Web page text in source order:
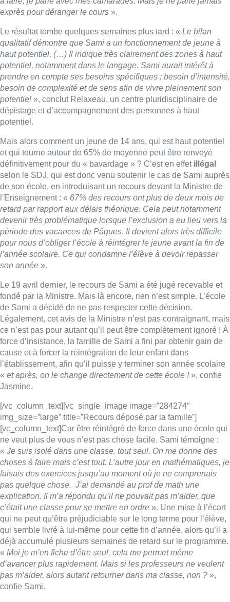
exprès pour déranger le cours ».
Le résultat tombe quelques semaines plus tard : « Le bilan
qualitatif démontre que Sami a un fonctionnement de jeune à
haut potentiel. (…) Il indique très clairement des zones à haut
potentiel, notamment dans le langage. Sami aurait intérêt à
prendre en compte ses besoins spécifiques : besoin d’intensité,
besoin de complexité et de sens afin de vivre pleinement son
potentiel », conclut Relaxeau, un centre pluridisciplinaire de
dépistage et d’accompagnement des personnes à haut
potentiel.
Mais alors comment un jeune de 14 ans, qui est haut potentiel
et qui tourne autour de 65% de moyenne peut être renvoyé
définitivement pour du « bavardage » ? C’est en effet illégal
selon le SDJ, qui est donc venu soutenir le cas de Sami auprès
de son école, en introduisant un recours devant la Ministre de
l’Enseignement : « 67% des recours ont plus de deux mois de
retard par rapport aux délais théorique. Cela peut notamment
devenir très problématique lorsque l’exclusion a eu lieu vers la
période des vacances de Pâques. Il devient alors très difficile
pour nous d’obliger l’école à réintégrer le jeune avant la fin de
l’année scolaire. Ce qui condamne l’élève à devoir repasser
son année ».
Le 19 avril dernier, le recours de Sami a été jugé recevable et
fondé par la Ministre. Mais là encore, rien n’est simple. L’école
de Sami a décidé de ne pas respecter cette décision.
Légalement, cet avis de la Ministre n’est pas contraignant, mais
ce n’est pas pour autant qu’il peut être complètement ignoré ! À
force d’insistance, la famille de Sami a fini par obtenir gain de
cause et à forcer la réintégration de leur enfant dans
l’établissement, afin qu’il puisse y terminer son année scolaire
« et après, on le change directement de cette école ! », confie
Jasmine.
[/vc_column_text][vc_single_image image=”284274″
img_size=”large” title=”Recours déposé par la famille”]
[vc_column_text]Car être réintégré de force dans une école qui
ne veut plus de vous n’est pas chose facile. Sami témoigne :
« Je suis isolé dans une classe, tout seul. On me donne des
choses à faire mais c’est tout. L’autre jour en mathématiques, je
faisais des exercices jusqu’au moment où je ne comprenais
pas quelque chose. J’ai demandé au prof de math une
explication. Il m’a répondu qu’il ne pouvait pas m’aider, que
c’était une classe pour se mettre en ordre ». Une mise à l’écart
qui ne peut qu’être préjudiciable sur le long terme pour l’élève,
qui semble livré à lui-même pour cette fin d’année, alors qu’il a
déjà accumulé plusieurs semaines de retard sur le programme.
« Moi je m’en fiche d’être seul, cela me permet même
d’avancer plus rapidement. Mais si les professeurs ne veulent
pas m’aider, alors autant retourner dans ma classe, non ? »,
confie Sami.